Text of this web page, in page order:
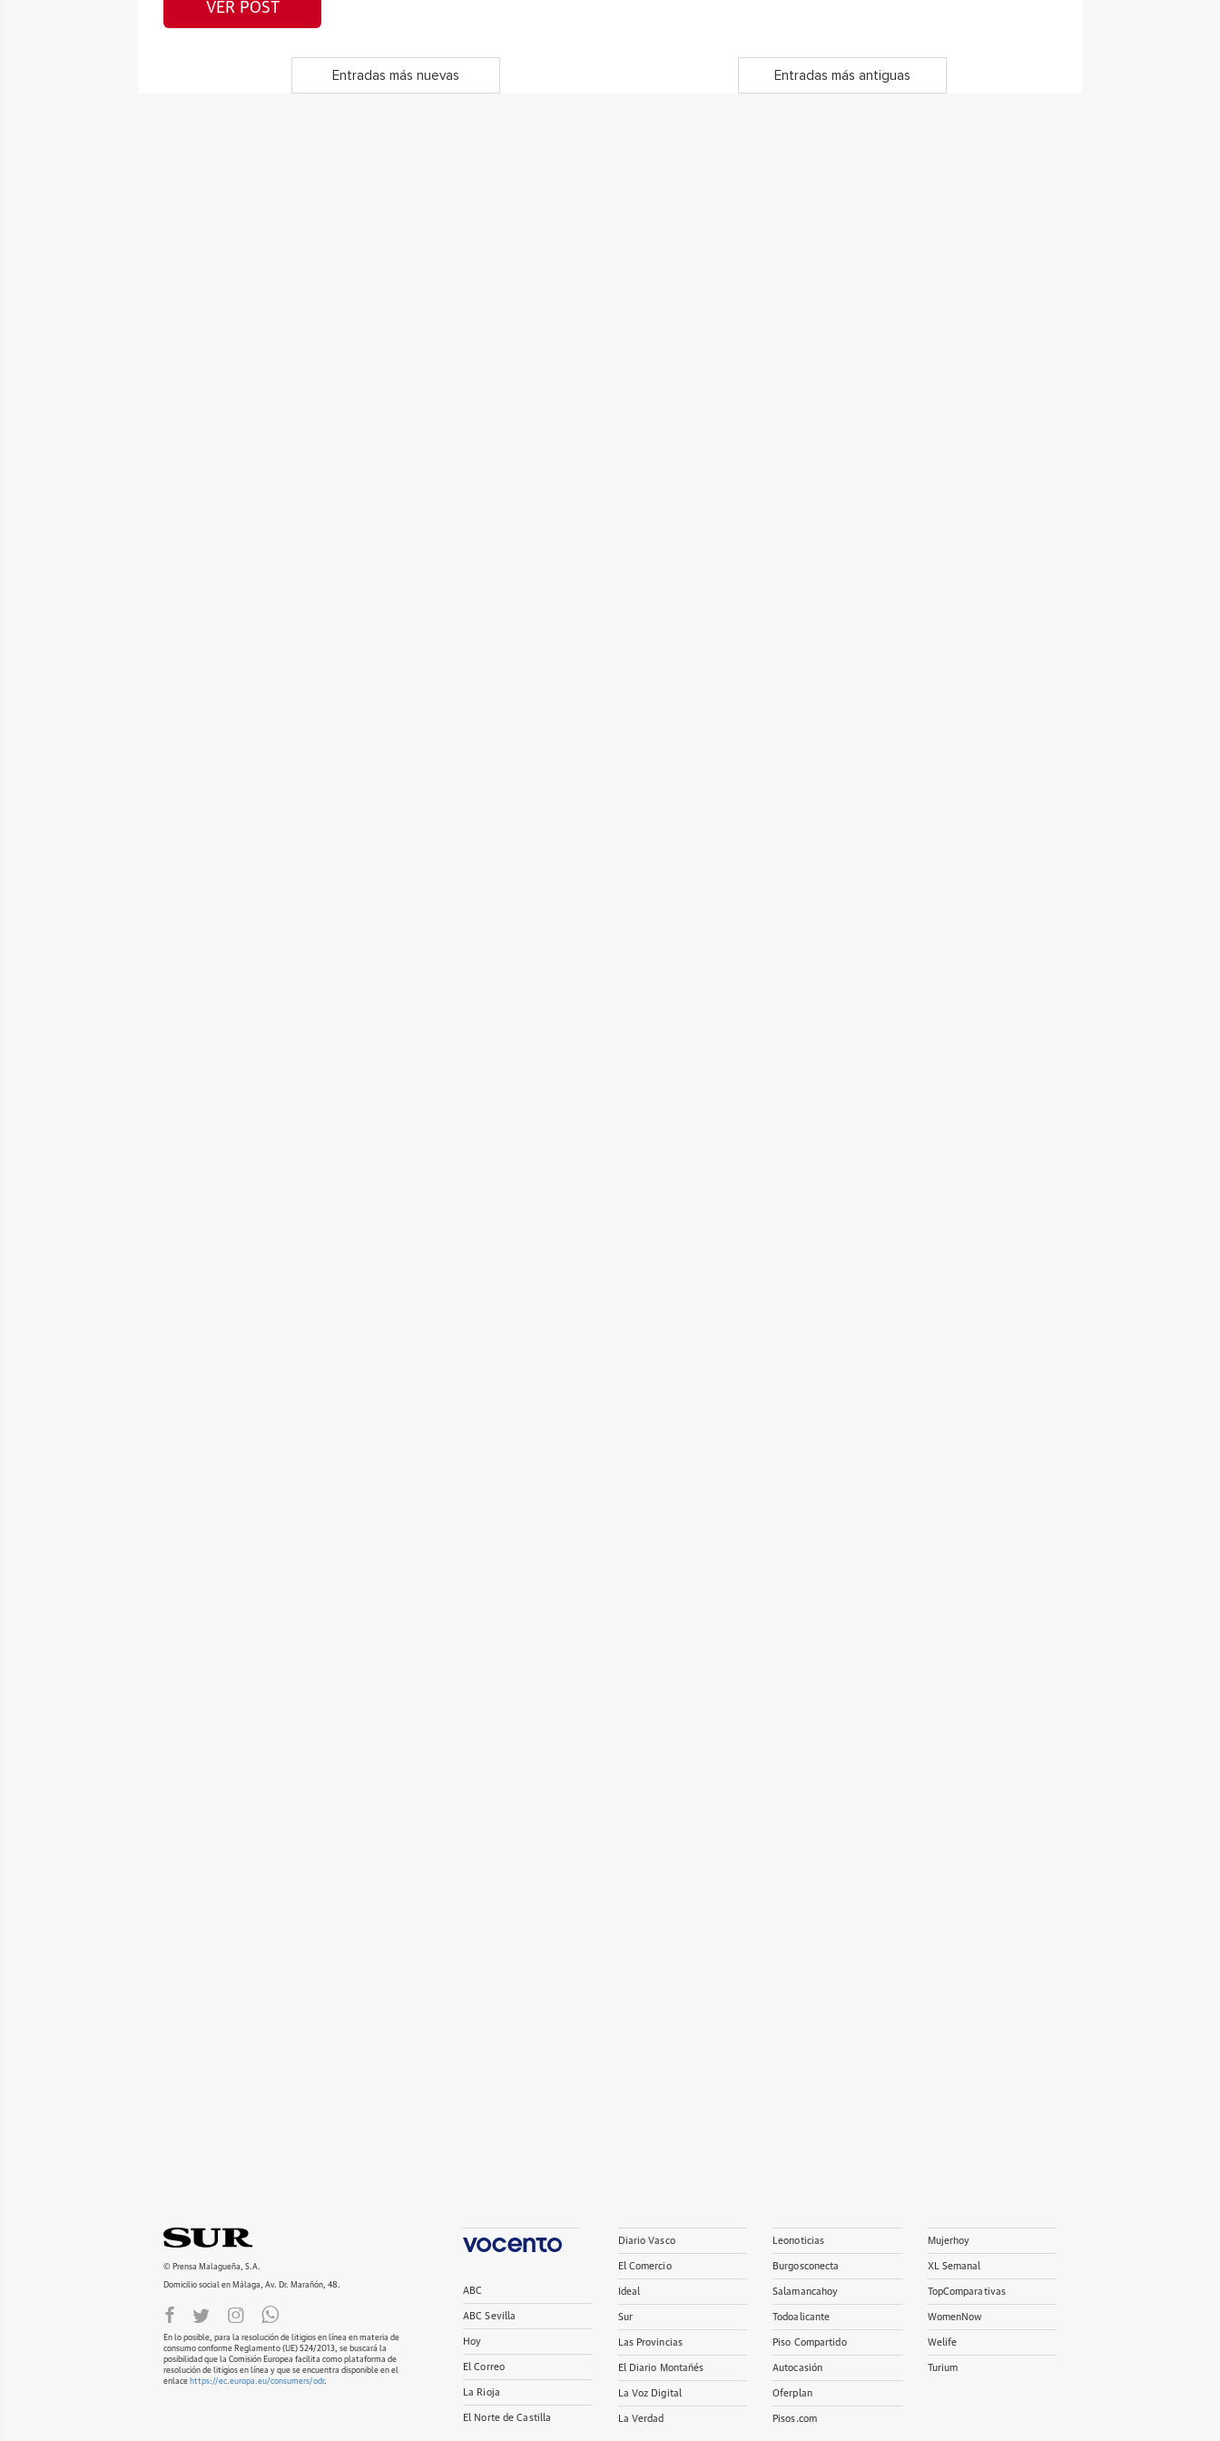
VER POST
Entradas más nuevas Entradas más antiguas
© Prensa Malagueña, S.A.
Domicilio social en Málaga, Av. Dr. Marañón, 48.
En lo posible, para la resolución de litigios en línea en materia de
consumo conforme Reglamento (UE) 524/2013, se buscará la
posibilidad que la Comisión Europea facilita como plataforma de
resolución de litigios en línea y que se encuentra disponible en el
enlace https://ec.europa.eu/consumers/odr.
ABC
ABC Sevilla
Hoy
El Correo
La Rioja
El Norte de Castilla
Diario Vasco
El Comercio
Ideal
Sur
Las Provincias
El Diario Montañés
La Voz Digital
La Verdad
Leonoticias
Burgosconecta
Salamancahoy
Todoalicante
Piso Compartido
Autocasión
Oferplan
Pisos.com
Mujerhoy
XL Semanal
TopComparativas
WomenNow
Welife
Turium